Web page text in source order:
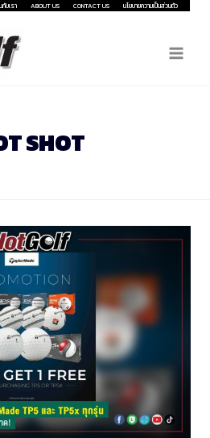
กับเรา ABOUT US CONTACT US นโยบายความเป็นส่วนตัว
SHOT